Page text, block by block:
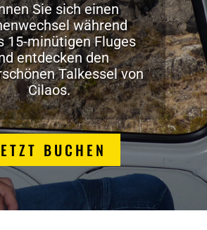
Sie sich einen
während
15-minütigen Fluges
entdecken den
Talkessel von
Cilaos.
BUCHEN